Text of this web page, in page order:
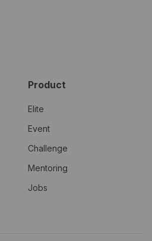
Product
Elite
Event
Challenge
Mentoring
Jobs